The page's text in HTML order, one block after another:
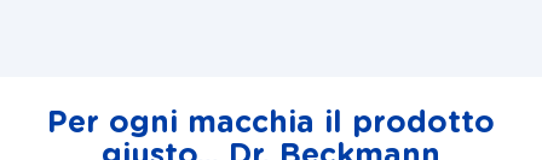
Per ogni macchia il prodotto